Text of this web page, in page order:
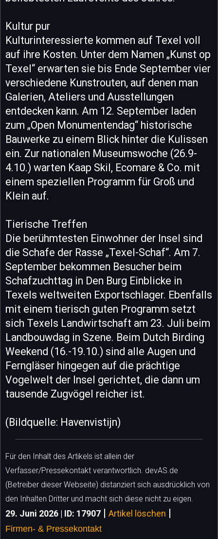
Kultur pur
Kulturinteressierte kommen auf Texel voll
auf ihre Kosten. Unter dem Namen „Kunst op
Texel“ erwarten sie bis Ende September vier
verschiedene Kunstrouten, auf denen man
Galerien, Ateliers und Ausstellungen
entdecken kann. Am 12. September laden
zum „Open Monumentendag“ historische
Bauwerke zu einem Blick hinter die Kulissen
ein. Zur nationalen Museumswoche (26.9-
4.10.) warten Kaap Skil, Ecomare & Co. mit
einem speziellen Programm für Groß und
Klein auf.
Tierische Treffen
Die berühmtesten Einwohner der Insel sind
die Schafe der Rasse „Texel-Schaf“. Am 7.
September bekommen Besucher beim
Schafzuchttag in Den Burg Einblicke in
Texels weltweiten Exportschlager. Ebenfalls
mit einem tierisch guten Programm setzt
sich Texels Landwirtschaft am 23. Juli beim
Landbouwdag in Szene. Beim Dutch Birding
Weekend (16.-19.10.) sind alle Augen und
Ferngläser hingegen auf die prächtige
Vogelwelt der Insel gerichtet, die dann um
tausende Zugvögel reicher ist.
(Bildquelle: Havenvistijn)
Für den Inhalt des Artikels ist allein der
Verfasser/Pressekontakt verantwortlich. devAS.de
(Betreiber dieser Webseite) distanziert sich ausdrücklich von
den Inhalten Dritter und macht sich diese nicht zu eigen.
29. Juni 2026 | ID: 17907 | Artikel löschen |
Firmen- & Pressekontakt